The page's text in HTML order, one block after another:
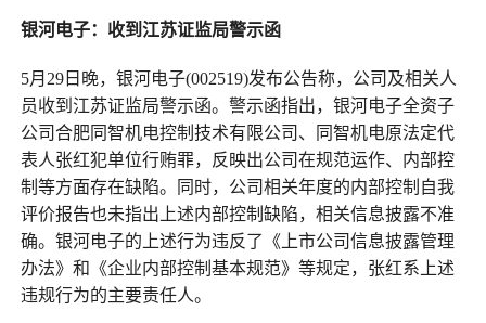
银河电子：收到江苏证监局警示函
5月29日晚，银河电子(002519)发布公告称，公司及相关人
员收到江苏证监局警示函。警示函指出，银河电子全资子
公司合肥同智机电控制技术有限公司、同智机电原法定代
表人张红犯单位行贿罪，反映出公司在规范运作、内部控
制等方面存在缺陷。同时，公司相关年度的内部控制自我
评价报告也未指出上述内部控制缺陷，相关信息披露不准
确。银河电子的上述行为违反了《上市公司信息披露管理
办法》和《企业内部控制基本规范》等规定，张红系上述
违规行为的主要责任人。